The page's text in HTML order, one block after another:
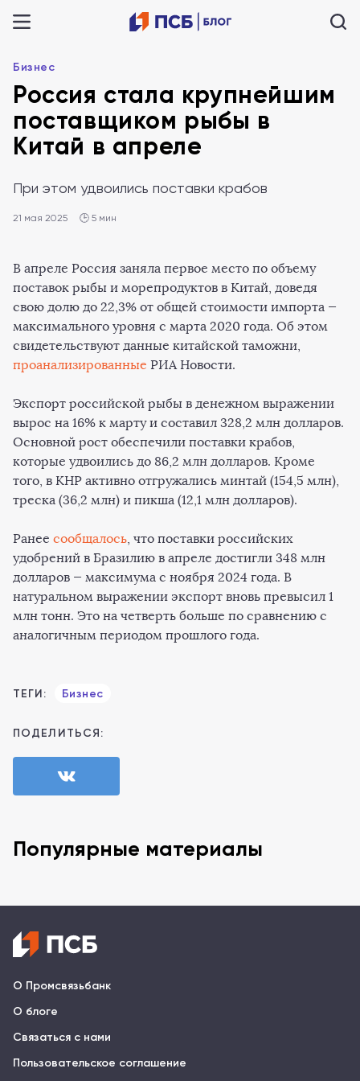
Бизнес
Россия стала крупнейшим
поставщиком рыбы в
Китай в апреле
При этом удвоились поставки крабов
21 мая 2025 🕒 5 мин
В апреле Россия заняла первое место по объему
поставок рыбы и морепродуктов в Китай, доведя
свою долю до 22,3% от общей стоимости импорта —
максимального уровня с марта 2020 года. Об этом
свидетельствуют данные китайской таможни,
проанализированные РИА Новости.
Экспорт российской рыбы в денежном выражении
вырос на 16% к марту и составил 328,2 млн долларов.
Основной рост обеспечили поставки крабов,
которые удвоились до 86,2 млн долларов. Кроме
того, в КНР активно отгружались минтай (154,5 млн),
треска (36,2 млн) и пикша (12,1 млн долларов).
Ранее сообщалось, что поставки российских
удобрений в Бразилию в апреле достигли 348 млн
долларов — максимума с ноября 2024 года. В
натуральном выражении экспорт вновь превысил 1
млн тонн. Это на четверть больше по сравнению с
аналогичным периодом прошлого года.
ТЕГИ: Бизнес
ПОДЕЛИТЬСЯ:
Популярные материалы
О Промсвязьбанк
О блоге
Связаться с нами
Пользовательское соглашение